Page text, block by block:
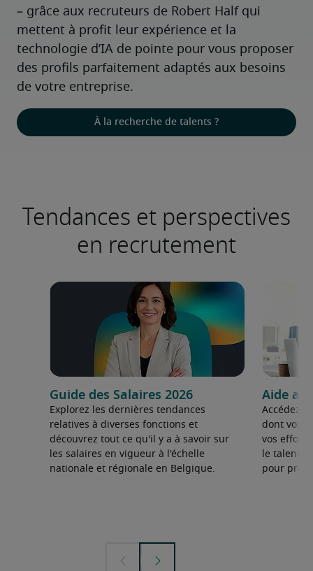
– grâce aux recruteurs de Robert Half qui
mettent à profit leur expérience et la
technologie d’IA de pointe pour vous proposer
des profils parfaitement adaptés aux besoins
de votre entreprise.
À la recherche de talents ?
Tendances et perspectives
en recrutement
Guide des Salaires 2026
Explorez les dernières tendances
relatives à diverses fonctions et
découvrez tout ce qu'il y a à savoir sur
les salaires en vigueur à l'échelle
nationale et régionale en Belgique.
Aide au
Accédez
dont vous
vos
le talent
pour